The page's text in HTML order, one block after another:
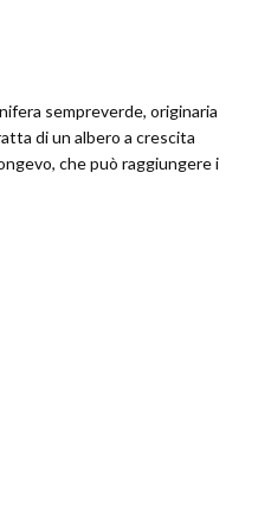
sempreverde, originaria
di un albero a crescita
che può raggiungere i